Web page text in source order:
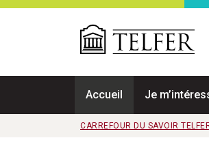
Passer au contenu principal
Accueil Je
CARREFOUR DU SAVOIR